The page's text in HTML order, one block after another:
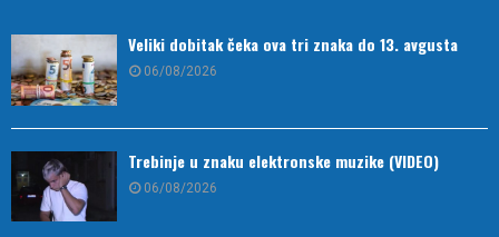
Veliki dobitak čeka ova tri znaka do 13. avgusta
06/08/2026
Trebinje u znaku elektronske muzike (VIDEO)
06/08/2026